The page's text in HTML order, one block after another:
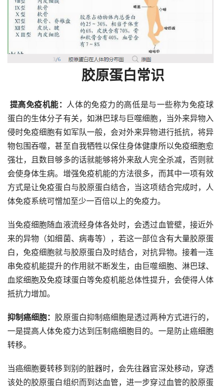
胶原蛋白常识
提高免疫机能： 人体的免疫力的高低是与一些称为免疫球
蛋白的生体分子有关，如淋巴球与巨噬细胞，当外来异物入
侵时免疫细胞有如军队一般，会对外来异物进行抵抗，将异
物包围吞噬，甚至自我牺牲以保住身体健康所以免疫细胞愈
强壮，且数目够多的话就能够将外来敌人完全杀减，否则就
会使身体生病。增强免疫机能的方法很多，而其中一项有效
方式是让免疫蛋白与胶原蛋白结合，当这项结合完成时，人
体免疫系统可憎加至少一百倍以上的免疫力。
当免疫细胞随血液流经身体各处时，会透过血管壁，接近外
来的异物（如细菌、病毒等），若这一部位含有大量胶原蛋
白，免疫细胞就与胶原蛋白及时结合，对抗异物。接着一连
串免疫机能提升的作用就不断发生，由巨噬细胞、淋巴球、
血浆细胞及免疫球蛋白等免疫机能总体性提升，会使得人体
抵抗力增加。
抑制癌细胞： 胶原蛋白抑制癌细胞是透过两种方式进行的，
一是提高人体免疫力达到压制癌细胞目的。一是防止癌细胞
转移。
当癌细胞要转移到别的脏器时，会先往器官深处移动，穿透
该处的胶原蛋白组织而到达血管，进一步穿过血管的胶原蛋